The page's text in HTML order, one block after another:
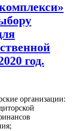
год.
организации: